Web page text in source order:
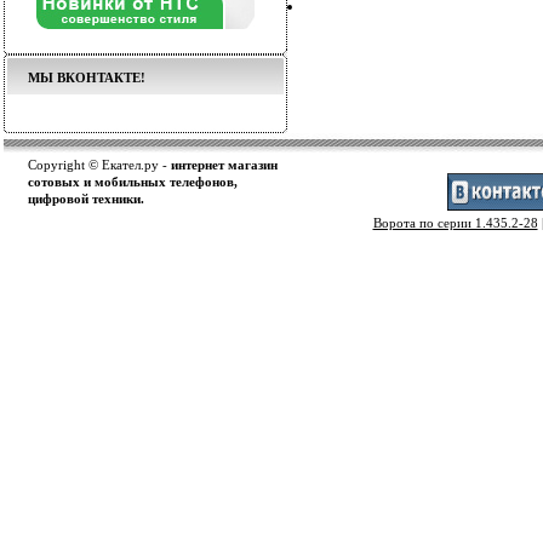
МЫ ВКОНТАКТЕ!
Copyright © Екател.ру - интернет магазин
сотовых и мобильных телефонов,
цифровой техники.
Ворота по серии 1.435.2-28